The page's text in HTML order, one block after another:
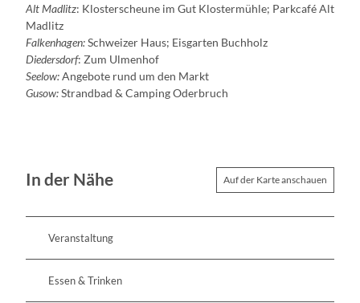
Alt Madlitz: Klosterscheune im Gut Klostermühle; Parkcafé Alt
Madlitz
Falkenhagen:Schweizer Haus; Eisgarten Buchholz
Diedersdorf: Zum Ulmenhof
Seelow:Angebote rund um den Markt
Gusow:Strandbad & Camping Oderbruch
In der Nähe Auf der Karte anschauen
Veranstaltung
Essen & Trinken